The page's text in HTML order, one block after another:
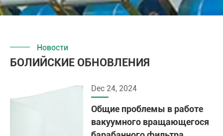
Новости
БОЛИЙСКИЕ ОБНОВЛЕНИЯ
Dec 24, 2024
Общие проблемы в работе
вакуумного вращающегося